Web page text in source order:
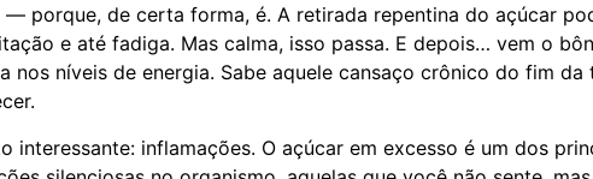
— porque, de certa forma, é. A retirada repentina do açúcar
e até fadiga. Mas calma, isso passa. E depois… vem o
nos níveis de energia. Sabe aquele cansaço crônico do fim da
interessante: inflamações. O açúcar em excesso é um dos